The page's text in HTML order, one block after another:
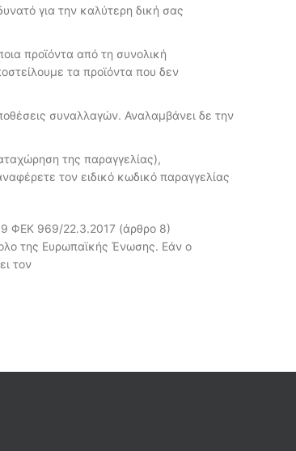
για την καλύτερη δική σας
προϊόντα από τη συνολική
τα προϊόντα που δεν
συναλλαγών. Αναλαμβάνει δε την
της παραγγελίας),
τον ειδικό κωδικό παραγγελίας
ΦΕΚ 969/22.3.2017 (άρθρο 8)
της Ευρωπαϊκής Ένωσης. Εάν ο
τον